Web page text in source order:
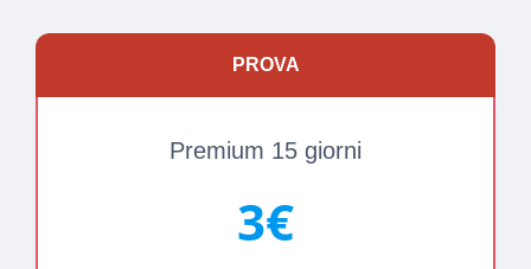
PROVA
Premium 15 giorni
3€